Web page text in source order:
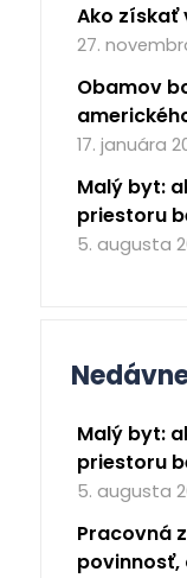
Ako získať
27.
Obamov
17. januára
Malý byt:
priestoru
5. augusta
Malý byt:
priestoru
5. augusta
Pracovná
povinnosť,